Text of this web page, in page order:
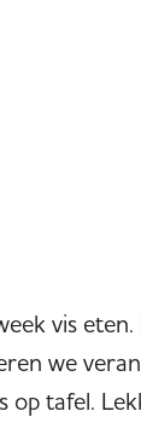
vis
we
op tafel.